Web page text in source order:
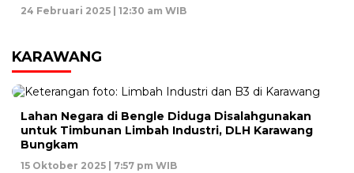
24 Februari 2025 | 12:30 am WIB
KARAWANG
Lahan Negara di Bengle Diduga Disalahgunakan
untuk Timbunan Limbah Industri, DLH Karawang
Bungkam
15 Oktober 2025 | 7:57 pm WIB